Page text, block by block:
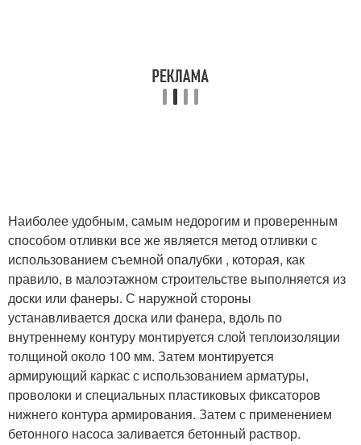
Наиболее удобным, самым недорогим и проверенным
способом отливки все же является метод отливки с
использованием съемной опалубки , которая, как
правило, в малоэтажном строительстве выполняется из
доски или фанеры. С наружной стороны
устанавливается доска или фанера, вдоль по
внутреннему контуру монтируется слой теплоизоляции
толщиной около 100 мм. Затем монтируется
армирующий каркас с использованием арматуры,
проволоки и специальных пластиковых фиксаторов
нижнего контура армирования. Затем с применением
бетонного насоса заливается бетонный раствор.